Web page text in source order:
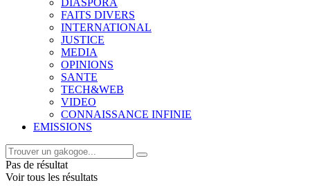
DIASPORA
FAITS DIVERS
INTERNATIONAL
JUSTICE
MEDIA
OPINIONS
SANTE
TECH&WEB
VIDEO
CONNAISSANCE INFINIE
EMISSIONS
Pas de résultat
Voir tous les résultats